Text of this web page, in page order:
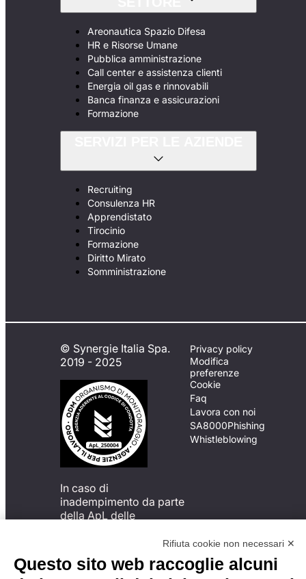
Areonautica Spazio Difesa
HR e Risorse Umane
Pubblica amministrazione
Call center e assistenza clienti
Energia oil gas e rinnovabili
Banca finanza e assicurazioni
Formazione
Recruiting
Consulenza HR
Apprendistato
Tirocinio
Formazione
Diritto Mirato
Somministrazione
© Synergie Italia Spa.
2019 - 2025
In caso di
inadempimento da parte
della ApL delle
del Codice di Condotta, è
possibile presentare un
reclamo
Privacy policy
Modifica
preferenze
Cookie
Faq
Lavora con noi
SA8000Phishing
Whistleblowing
Rifiuta cookie non necessari ✕
Questo sito web raccoglie alcuni